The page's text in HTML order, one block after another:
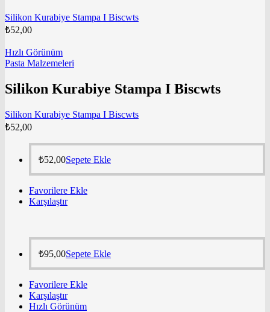
Silikon Kurabiye Stampa I Biscwts
₺52,00
Hızlı Görünüm
Pasta Malzemeleri
Silikon Kurabiye Stampa I Biscwts
Silikon Kurabiye Stampa I Biscwts
₺52,00
₺52,00Sepete Ekle
Favorilere Ekle
Karşılaştır
₺95,00Sepete Ekle
Favorilere Ekle
Karşılaştır
Hızlı Görünüm